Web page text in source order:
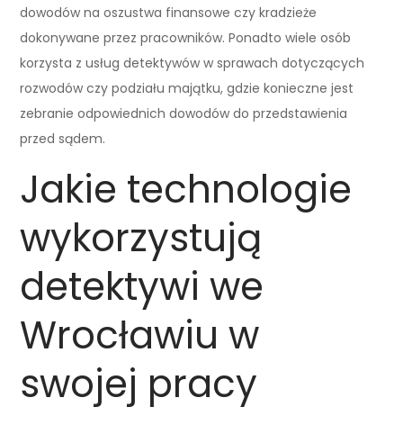
dowodów na oszustwa finansowe czy kradzieże
dokonywane przez pracowników. Ponadto wiele osób
korzysta z usług detektywów w sprawach dotyczących
rozwodów czy podziału majątku, gdzie konieczne jest
zebranie odpowiednich dowodów do przedstawienia
przed sądem.
Jakie technologie
wykorzystują
detektywi we
Wrocławiu w
swojej pracy